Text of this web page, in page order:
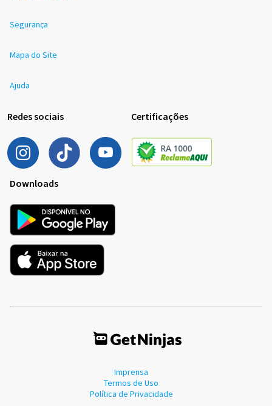
Segurança
Mapa do Site
Ajuda
Redes sociais Certificações
Downloads
Imprensa
Termos de Uso
Política de Privacidade